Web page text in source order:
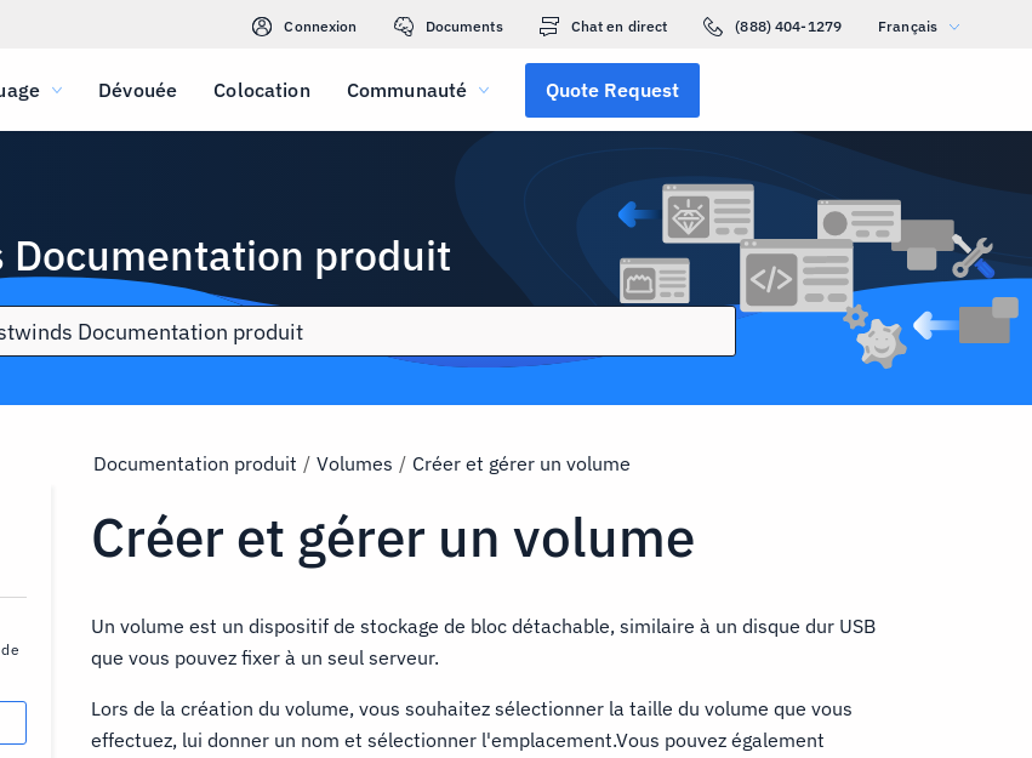
Connexion Documents Chat en direct (888) 404-1279 Français
Dévouée Colocation Communauté Quote Request
Documentation produit
Documentation produit / Volumes / Créer et gérer un volume
Créer et gérer un volume
Un volume est un dispositif de stockage de bloc détachable, similaire à un disque dur USB
que vous pouvez fixer à un seul serveur.
Lors de la création du volume, vous souhaitez sélectionner la taille du volume que vous
effectuez, lui donner un nom et sélectionner l'emplacement.Vous pouvez également